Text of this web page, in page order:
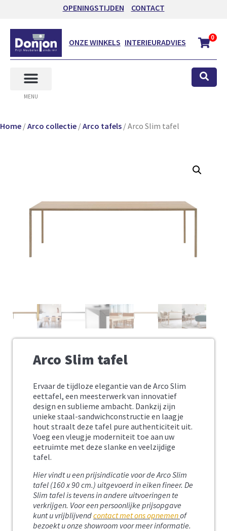
OPENINGSTIJDEN CONTACT
ONZE WINKELS INTERIEURADVIES 0
MENU
Home /Arco collectie /Arco tafels / Arco Slim tafel
Arco Slim tafel
Ervaar de tijdloze elegantie van de Arco Slim
eettafel, een meesterwerk van innovatief
design en sublieme ambacht. Dankzij zijn
unieke staal-sandwichconstructie en laagje
hout straalt deze tafel pure authenticiteit uit.
Voeg een vleugje moderniteit toe aan uw
eetruimte met deze slanke en veelzijdige
tafel.
Hier vindt u een prijsindicatie voor de Arco Slim
tafel (160 x 90 cm.) uitgevoerd in eiken fineer. De
Slim tafel is tevens in andere uitvoeringen te
verkrijgen. Voor een persoonlijke prijsopgave
kunt u vrijblijvendcontact met ons opnemenof
bezoekt u onze showroom voor meer informatie.